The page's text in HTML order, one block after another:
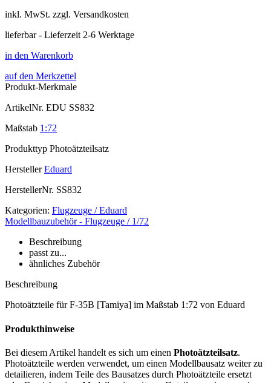
inkl. MwSt. zzgl. Versandkosten
lieferbar - Lieferzeit 2-6 Werktage
in den Warenkorb
auf den Merkzettel
Produkt-Merkmale
ArtikelNr. EDU SS832
Maßstab 1:72
Produkttyp Photoätzteilsatz
Hersteller Eduard
HerstellerNr. SS832
Kategorien: Flugzeuge / Eduard
Modellbauzubehör - Flugzeuge / 1/72
Beschreibung
passt zu...
ähnliches Zubehör
Beschreibung
Photoätzteile für F-35B [Tamiya] im Maßstab 1:72 von Eduard
Produkthinweise
Bei diesem Artikel handelt es sich um einen Photoätzteilsatz.
Photoätzteile werden verwendet, um einen Modellbausatz weiter zu
detailieren, indem Teile des Bausatzes durch Photoätzteile ersetzt